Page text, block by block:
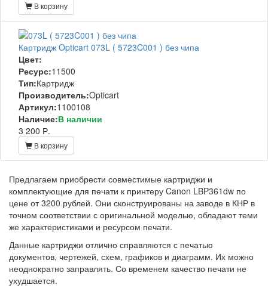
В корзину
Картридж Opticart 073L ( 5723C001 ) без чипа
Цвет:
Ресурс:11500
Тип:Картридж
Производитель:Opticart
Артикул:1100108
Наличие:В наличии
3 200 Р.
В корзину
Предлагаем приобрести совместимые картриджи и
комплектующие для печати к принтеру Canon LBP361dw по
цене от 3200 рублей. Они сконструированы на заводе в КНР в
точном соответствии с оригинальной моделью, обладают теми
же характеристиками и ресурсом печати.
Данные картриджи отлично справляются с печатью
документов, чертежей, схем, графиков и диаграмм. Их можно
неоднократно заправлять. Со временем качество печати не
ухудшается.